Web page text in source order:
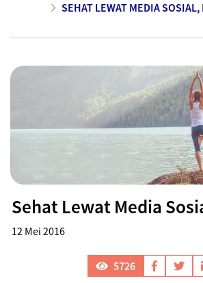
SEHAT LEWAT MEDIA
Sehat Lewat Media
12 Mei 2016
5726